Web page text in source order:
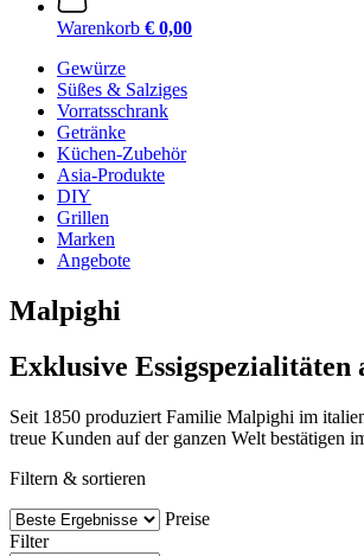
Warenkorb € 0,00
Gewürze
Süßes & Salziges
Vorratsschrank
Getränke
Küchen-Zubehör
Asia-Produkte
DIY
Grillen
Marken
Angebote
Malpighi
Exklusive Essigspezialitäten
Seit 1850 produziert Familie Malpighi im
treue Kunden auf der ganzen Welt bestätigen
Filtern & sortieren
Preise
Filter